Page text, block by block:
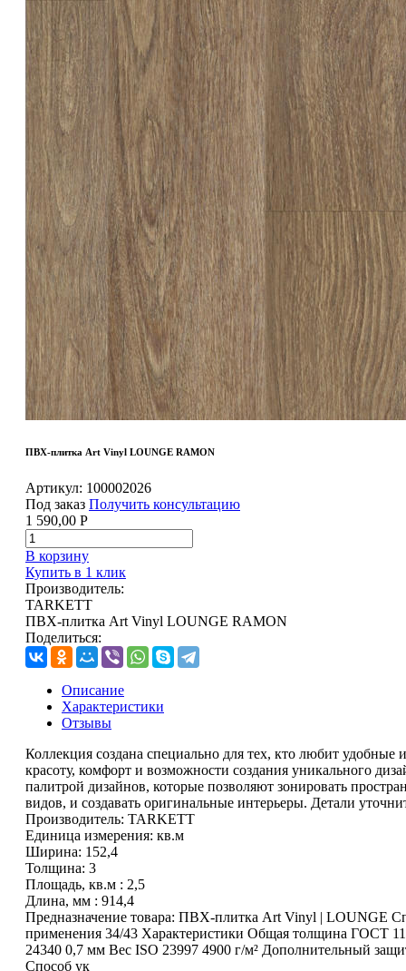
ПВХ-плитка Art Vinyl LOUNGE RAMON
Артикул: 100002026
Под заказ Получить консультацию
1 590,00 Р
В корзину
Купить в 1 клик
Производитель:
TARKETT
ПВХ-плитка Art Vinyl LOUNGE RAMON
Поделиться:
Описание
Характеристики
Отзывы
Коллекция создана специально для тех, кто любит
красоту, комфорт и возможности создания уникального
палитрой дизайнов, которые позволяют зонировать
видов, и создавать оригинальные интерьеры. Детали
Производитель: TARKETT
Единица измерения: кв.м
Ширина: 152,4
Толщина: 3
Площадь, кв.м : 2,5
Длина, мм : 914,4
Предназначение товара: ПВХ-плитка Art Vinyl | LOUNGE
применения 34/43 Характеристики Общая толщина ГОСТ
24340 0,7 мм Вес ISO 23997 4900 г/м² Дополнительный
Способ ук